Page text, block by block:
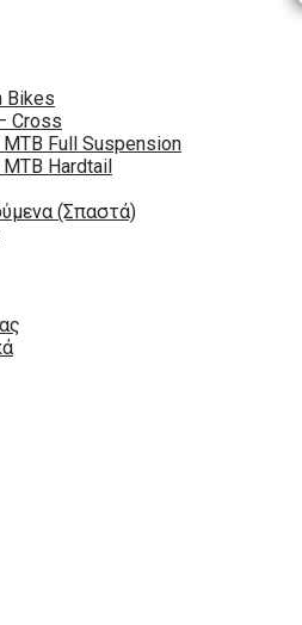
Bikes
Cross
Full Suspension
Hardtail
(Σπαστά)